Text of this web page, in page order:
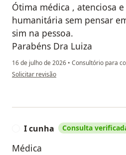
Ótima médica , atenciosa
humanitária sem pensar
sim na pessoa.
Parabéns Dra Luiza
16 de julho de 2026 • Consultório para
na opinião do utilizador Rafael Tavares
Solicitar revisão
I cunha Consulta
Médica